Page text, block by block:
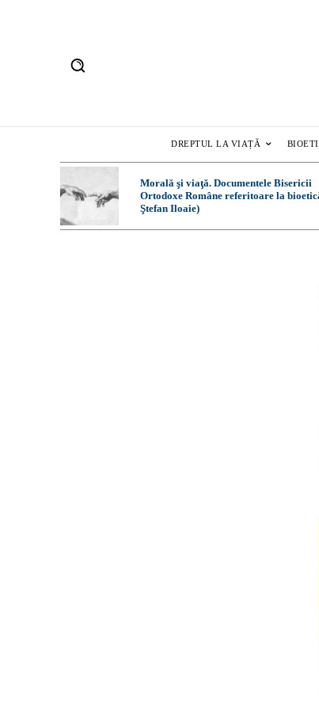
DREPTUL LA VIAȚĂ
Morală şi viaţă. Documentele Bisericii
Ortodoxe Române referitoare la
Ştefan Iloaie)